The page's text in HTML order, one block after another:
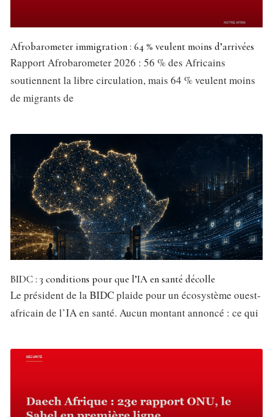
Afrobarometer immigration : 64 % veulent moins d’arrivées
Rapport Afrobarometer 2026 : 56 % des Africains
soutiennent la libre circulation, mais 64 % veulent moins
de migrants de
BIDC : 3 conditions pour que l’IA en santé décolle
Le président de la BIDC plaide pour un écosystème ouest-
africain de l’IA en santé. Aucun montant annoncé : ce qui